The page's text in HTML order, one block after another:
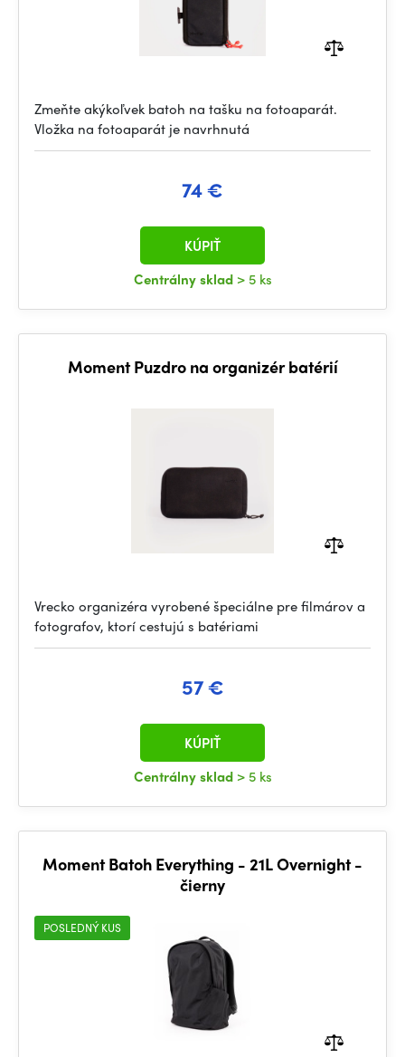
Zmeňte akýkoľvek batoh na tašku na fotoaparát.
Vložka na fotoaparát je navrhnutá
74 €
Centrálny sklad > 5 ks
KÚPIŤ
Moment Puzdro na organizér batérií
Vrecko organizéra vyrobené špeciálne pre filmárov a
fotografov, ktorí cestujú s batériami
57 €
Centrálny sklad > 5 ks
KÚPIŤ
Moment Batoh Everything - 21L Overnight -
čierny
POSLEDNÝ KUS